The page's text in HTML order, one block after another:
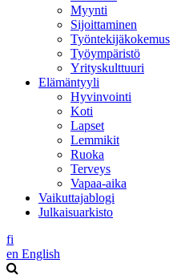
Myynti
Sijoittaminen
Työntekijäkokemus
Työympäristö
Yrityskulttuuri
Elämäntyyli
Hyvinvointi
Koti
Lapset
Lemmikit
Ruoka
Terveys
Vapaa-aika
Vaikuttajablogi
Julkaisuarkisto
fi
en English